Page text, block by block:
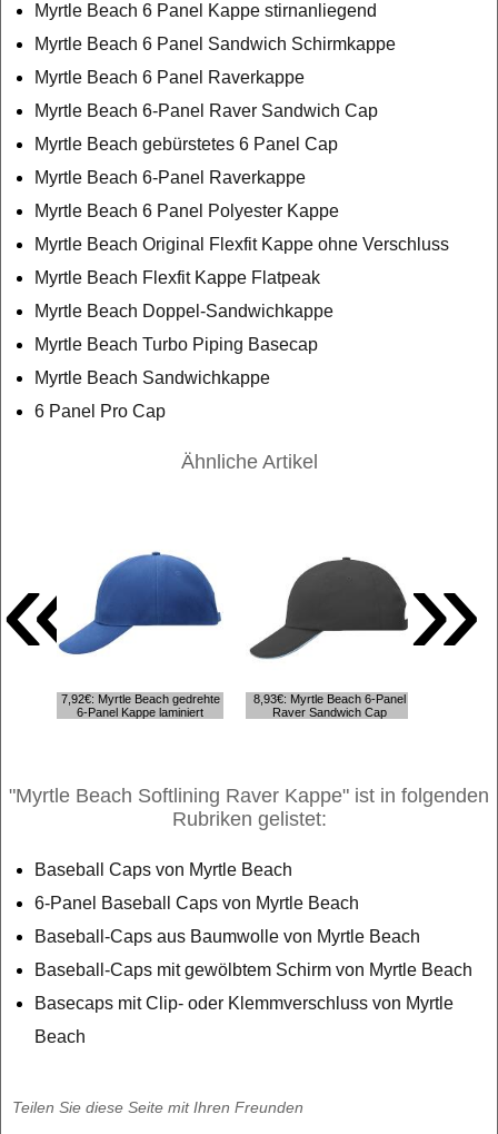
Myrtle Beach 6 Panel Kappe stirnanliegend
Myrtle Beach 6 Panel Sandwich Schirmkappe
Myrtle Beach 6 Panel Raverkappe
Myrtle Beach 6-Panel Raver Sandwich Cap
Myrtle Beach gebürstetes 6 Panel Cap
Myrtle Beach 6-Panel Raverkappe
Myrtle Beach 6 Panel Polyester Kappe
Myrtle Beach Original Flexfit Kappe ohne Verschluss
Myrtle Beach Flexfit Kappe Flatpeak
Myrtle Beach Doppel-Sandwichkappe
Myrtle Beach Turbo Piping Basecap
Myrtle Beach Sandwichkappe
6 Panel Pro Cap
Ähnliche Artikel
«
7,92€: Myrtle Beach gedrehte
6-Panel Kappe laminiert
8,93€: Myrtle Beach 6-Panel
Raver Sandwich Cap
»
"Myrtle Beach Softlining Raver Kappe" ist in folgenden
Rubriken gelistet:
Baseball Caps von Myrtle Beach
6-Panel Baseball Caps von Myrtle Beach
Baseball-Caps aus Baumwolle von Myrtle Beach
Baseball-Caps mit gewölbtem Schirm von Myrtle Beach
Basecaps mit Clip- oder Klemmverschluss von Myrtle
Beach
Teilen Sie diese Seite mit Ihren Freunden